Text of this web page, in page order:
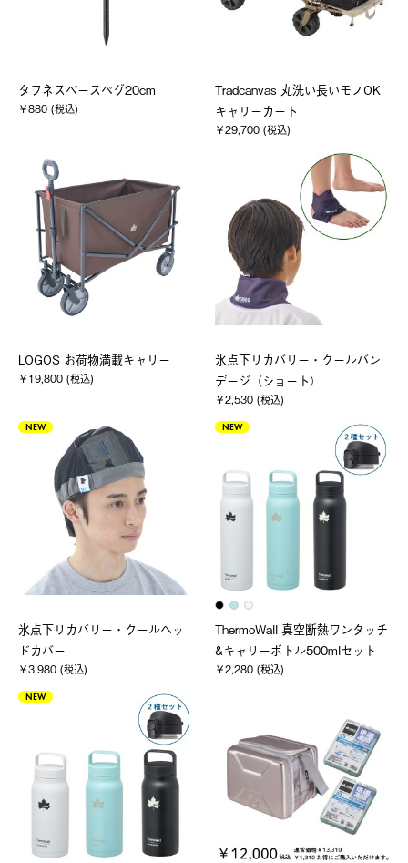
タフネスベースペグ20cm
￥880 (税込)
Tradcanvas 丸洗い長いモノOK
キャリーカート
￥29,700 (税込)
LOGOS お荷物満載キャリー
￥19,800 (税込)
氷点下リカバリー・クールバン
デージ（ショート）
￥2,530 (税込)
NEW
氷点下リカバリー・クールヘッ
ドカバー
￥3,980 (税込)
NEW
ThermoWall 真空断熱ワンタッチ
&キャリーボトル500mlセット
￥2,280 (税込)
NEW